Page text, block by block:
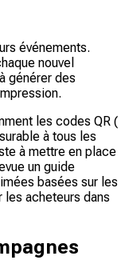
événements.
nouvel
générer des
les codes QR (
à tous les
à mettre en place
un guide
basées sur les
les acheteurs dans